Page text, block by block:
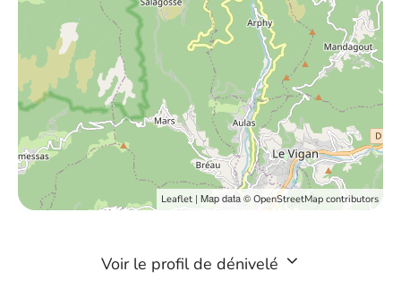
Leaflet | Map data © OpenStreetMap contributors
Voir le profil de dénivelé